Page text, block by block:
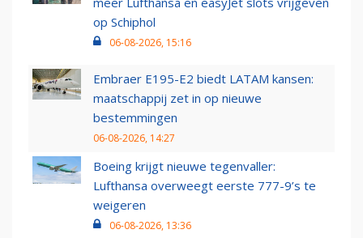
op Schiphol
06-08-2026, 15:16
Embraer E195-E2 biedt LATAM kansen:
maatschappij zet in op nieuwe
bestemmingen
06-08-2026, 14:27
Boeing krijgt nieuwe tegenvaller:
Lufthansa overweegt eerste 777-9’s te
weigeren
06-08-2026, 13:36